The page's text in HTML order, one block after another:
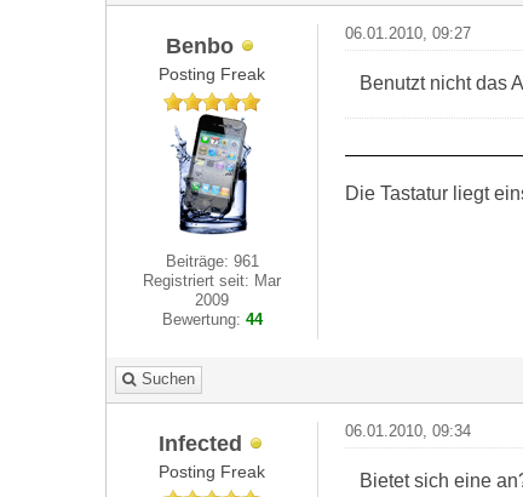
Benbo
Posting Freak
Beiträge: 961
Registriert seit: Mar
2009
Bewertung: 44
06.01.2010, 09:27
Benutzt nicht das
Die Tastatur liegt
Suchen
Infected
Posting Freak
06.01.2010, 09:34
Bietet sich eine